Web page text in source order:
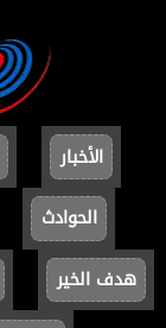
الأخبار
الحوادث
هدف الخير